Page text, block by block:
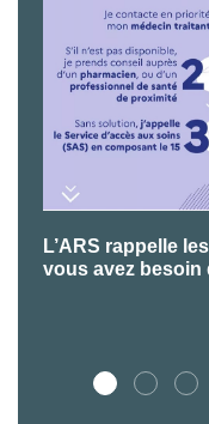
L’ARS rappelle
vous avez besoin